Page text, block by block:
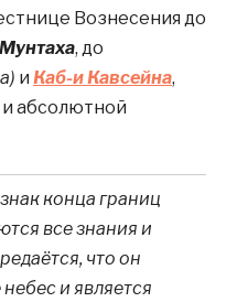
Вознесения до
, до
и Каб-и Кавсейна,
и абсолютной
конца границ
все знания и
что он
и является